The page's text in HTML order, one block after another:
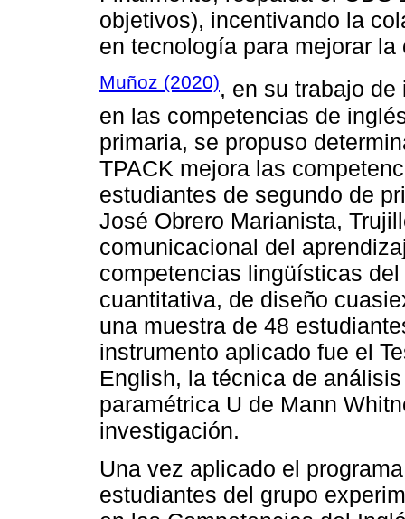
objetivos), incentivando la
en tecnología para mejorar
Muñoz (2020), en su trabajo
en las competencias de
primaria, se propuso
TPACK mejora las
estudiantes de segundo de
José Obrero Marianista,
comunicacional del
competencias lingüísticas
cuantitativa, de diseño
una muestra de 48
instrumento aplicado fue el
English, la técnica de
paramétrica U de Mann
investigación.
Una vez aplicado el
estudiantes del grupo